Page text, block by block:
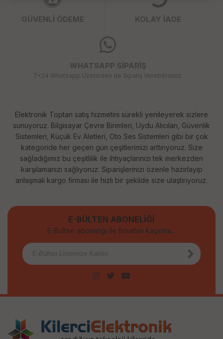
GÜVENLİ ÖDEME KOLAY İADE
WHATSAPP SİPARİŞ
7x24 Whatsapp Üzerinden de Sipariş Verebilirsiniz.
Elektronik Toptan satış hizmetini sürekli yenileyerek sizlere
sunuyoruz. Bilgisayar Çevre Birimleri, Uydu Alıcıları, Güvenlik
Sistemleri, Küçük Ev Aletleri, Oto Ses Sistemleri gibi bir çok
kategoride her geçen gün çeşitlerimizi arttırıyoruz. Size
sağladığımız bu çeşitlilik ile ihtiyaçlarınızı tek merkezden
karşılamanızı sağlıyoruz. Siparişlerinizi özenle hazırlayıp
anlaşmalı kargo firması ile hızlı bir şekilde size ulaştırıyoruz.
E-BÜLTEN ABONELİĞİ
E-Bülten aboneliği ile fırsatları kaçırma...